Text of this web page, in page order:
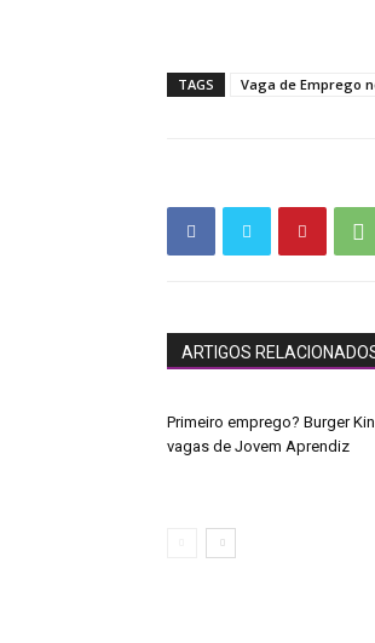
TAGS Vaga de Emprego
ARTIGOS
Primeiro emprego? Burger
vagas de Jovem Aprendiz